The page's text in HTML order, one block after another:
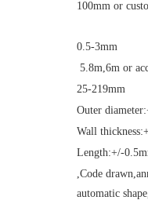
0.5-3mm
5.8m,6m or
25-219mm
Outer
Wall
Length:+/-
Code
automatic